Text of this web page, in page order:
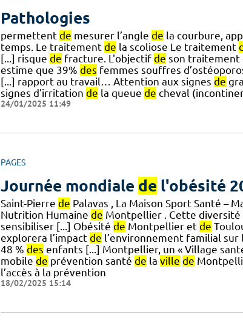
Pathologies
permettent de mesurer l’angle de la courbure,
temps. Le traitement de la scoliose Le traitement
[...] risque de fracture. L'objectif de son traitement
estime que 39% des femmes souffres
[...] rapport au travail… Attention aux signes de
signes d'irritation de la queue de cheval
24/01/2025 11:49
PAGES
Journée mondiale de l'obésité
Saint-Pierre de Palavas , La Maison Sport Santé –
Nutrition Humaine de Montpellier . Cette diversité
sensibiliser [...] Obésité de Montpellier et de
explorera l’impact de l’environnement familial
48 % des enfants [...] Montpellier, un « Village
mobile de prévention santé de la ville de
l’accès à la prévention
18/02/2025 15:14